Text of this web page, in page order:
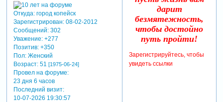
Откуда:город копейск
Зарегистрирован: 08-02-2012
Сообщений:302
Уважение: +277
Позитив: +350
Пол:Женский
Возраст:51 [1975-06-24]
Провел на форуме:
23 дня 6 часов
Последний визит:
10-07-2026 19:30:57
дарит
безмятежность,
чтобы достойно
путь пройти!
Зарегистрируйтесь, чтобы
увидеть ссылки